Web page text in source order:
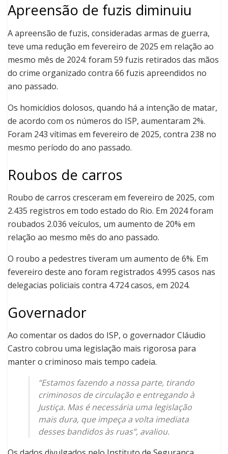
Apreensão de fuzis diminuiu
A apreensão de fuzis, consideradas armas de guerra,
teve uma redução em fevereiro de 2025 em relação ao
mesmo mês de 2024: foram 59 fuzis retirados das mãos
do crime organizado contra 66 fuzis apreendidos no
ano passado.
Os homicídios dolosos, quando há a intenção de matar,
de acordo com os números do ISP, aumentaram 2%.
Foram 243 vítimas em fevereiro de 2025, contra 238 no
mesmo período do ano passado.
Roubos de carros
Roubo de carros cresceram em fevereiro de 2025, com
2.435 registros em todo estado do Rio. Em 2024 foram
roubados 2.036 veículos, um aumento de 20% em
relação ao mesmo mês do ano passado.
O roubo a pedestres tiveram um aumento de 6%. Em
fevereiro deste ano foram registrados 4.995 casos nas
delegacias policiais contra 4.724 casos, em 2024.
Governador
Ao comentar os dados do ISP, o governador Cláudio
Castro cobrou uma legislação mais rigorosa para
manter o criminoso mais tempo cadeia.
“Estamos fazendo a nossa parte, tirando
criminosos de circulação e entregando à
Justiça. Mas é necessária uma legislação
mais dura, que impeça a volta imediata
desses bandidos às ruas”, avaliou.